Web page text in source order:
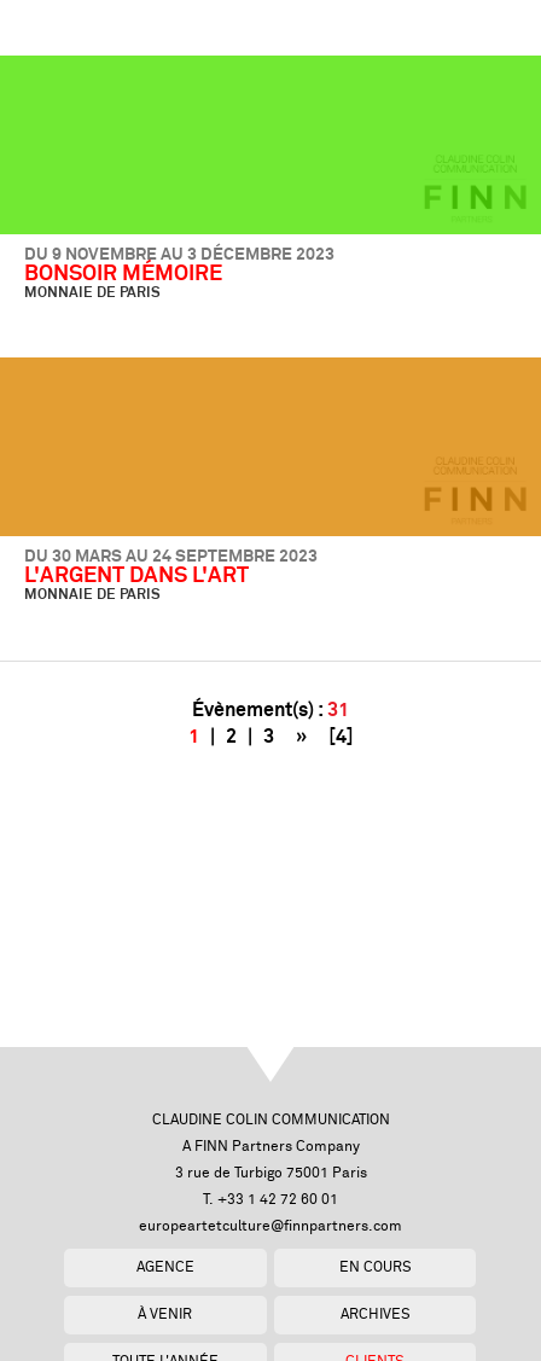
DU 9 NOVEMBRE AU 3 DÉCEMBRE 2023
BONSOIR MÉMOIRE
MONNAIE DE PARIS
DU 30 MARS AU 24 SEPTEMBRE 2023
L'ARGENT DANS L'ART
MONNAIE DE PARIS
Évènement(s) : 31
1
2| 3 » [4]
CLAUDINE COLIN COMMUNICATION
A FINN Partners Company
3 rue de Turbigo 75001 Paris
T. +33 1 42 72 60 01
europeartetculture@finnpartners.com
AGENCE EN COURS
À VENIR ARCHIVES